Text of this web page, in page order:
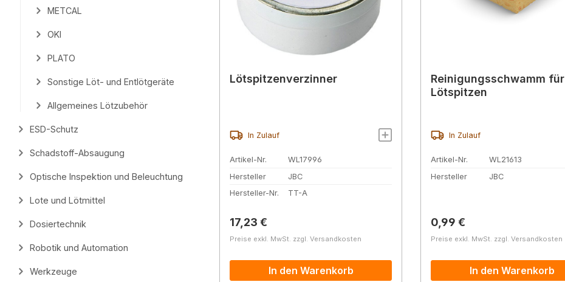
METCAL
OKI
PLATO
Sonstige Löt- und Entlötgeräte
Allgemeines Lötzubehör
ESD-Schutz
Schadstoff-Absaugung
Optische Inspektion und Beleuchtung
Lote und Lötmittel
Dosiertechnik
Robotik und Automation
Werkzeuge
Lötspitzenverzinner
In Zulauf
Artikel-Nr.
WL17996
Hersteller
JBC
Hersteller-Nr.
TT-A
Regulärer Preis:
17,23 €
Preise exkl. MwSt. zzgl. Versandkosten
In den Warenkorb
Reinigungsschwamm für
Lötspitzen
In Zulauf
Artikel-Nr.
WL21613
Hersteller
JBC
Regulärer Preis:
0,99 €
Preise exkl. MwSt. zzgl. Versandkosten
In den Warenkorb